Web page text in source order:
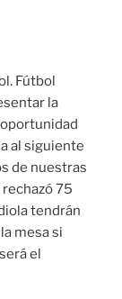
Fútbol
la
al siguiente
de nuestras
rechazó 75
tendrán
mesa si
el